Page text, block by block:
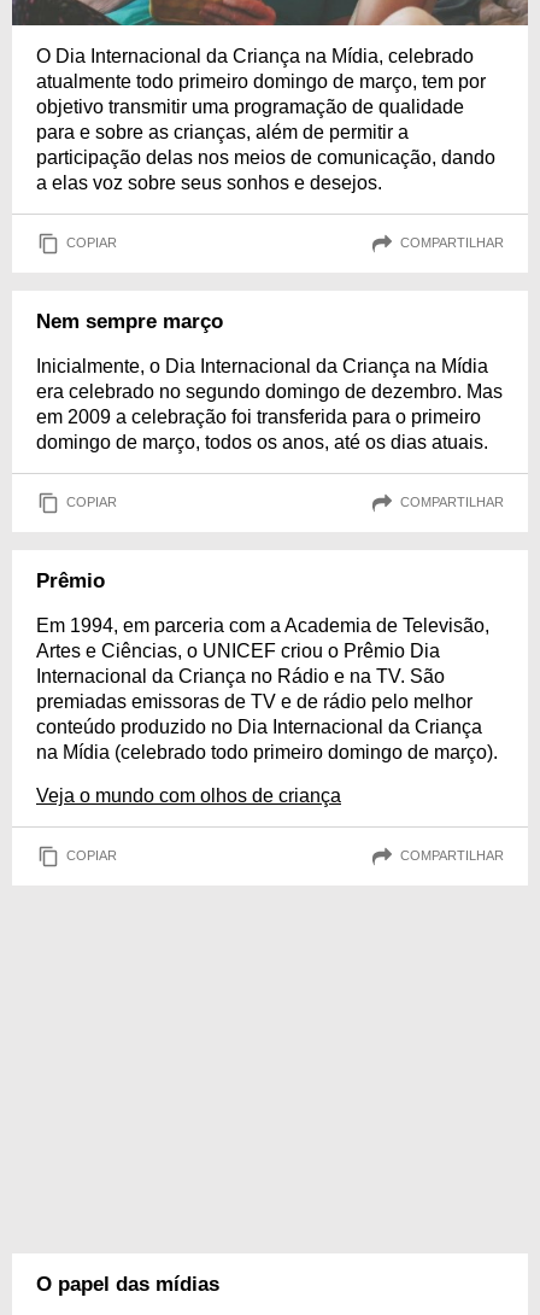
O Dia Internacional da Criança na Mídia, celebrado
atualmente todo primeiro domingo de março, tem por
objetivo transmitir uma programação de qualidade
para e sobre as crianças, além de permitir a
participação delas nos meios de comunicação, dando
a elas voz sobre seus sonhos e desejos.
COPIAR COMPARTILHAR
Nem sempre março
Inicialmente, o Dia Internacional da Criança na Mídia
era celebrado no segundo domingo de dezembro. Mas
em 2009 a celebração foi transferida para o primeiro
domingo de março, todos os anos, até os dias atuais.
COPIAR COMPARTILHAR
Prêmio
Em 1994, em parceria com a Academia de Televisão,
Artes e Ciências, o UNICEF criou o Prêmio Dia
Internacional da Criança no Rádio e na TV. São
premiadas emissoras de TV e de rádio pelo melhor
conteúdo produzido no Dia Internacional da Criança
na Mídia (celebrado todo primeiro domingo de março).
Veja o mundo com olhos de criança
COPIAR COMPARTILHAR
O papel das mídias